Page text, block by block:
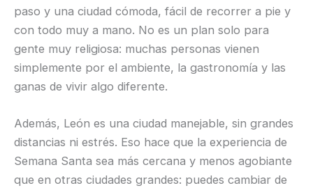
paso y una ciudad cómoda, fácil de recorrer a pie y
con todo muy a mano. No es un plan solo para
gente muy religiosa: muchas personas vienen
simplemente por el ambiente, la gastronomía y las
ganas de vivir algo diferente.
Además, León es una ciudad manejable, sin grandes
distancias ni estrés. Eso hace que la experiencia de
Semana Santa sea más cercana y menos agobiante
que en otras ciudades grandes: puedes cambiar de